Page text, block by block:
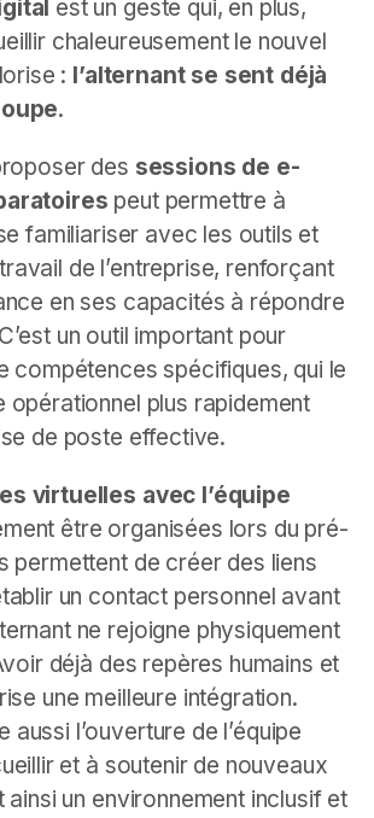
est un geste qui, en plus,
chaleureusement le nouvel
: l’alternant se sent déjà
.
des sessions de e-
peut permettre à
familiariser avec les outils et
de l’entreprise, renforçant
en ses capacités à répondre
un outil important pour
compétences spécifiques, qui le
opérationnel plus rapidement
de poste effective.
virtuelles avec l’équipe
être organisées lors du pré-
permettent de créer des liens
un contact personnel avant
ne rejoigne physiquement
déjà des repères humains et
une meilleure intégration.
aussi l’ouverture de l’équipe
et à soutenir de nouveaux
ainsi un environnement inclusif et